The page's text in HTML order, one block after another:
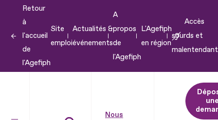
contenu
Retour
à
l'accueil
de
l'Agefiph
Site
emploi
Actualités &
événements
A
propos
de
l'Agefiph
L'Agefiph
en région
Accès
sourds et
Nous